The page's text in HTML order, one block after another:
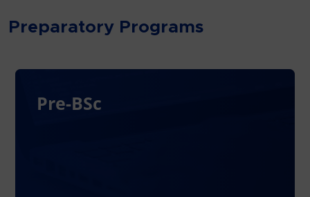
Preparatory Programs
Pre-BSc